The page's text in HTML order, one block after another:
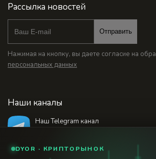
Рассылка новостей
Отправить
Нажимая на кнопку, вы даете согласие на
персональных данных
Наши каналы
Наш Telegram канал
DYOR · КРИПТОРЫНОК